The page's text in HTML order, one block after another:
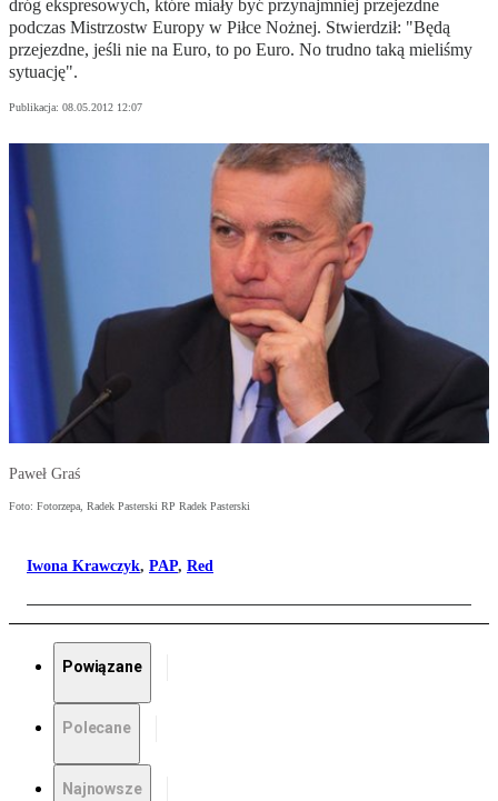
dróg ekspresowych, które miały być przynajmniej przejezdne
podczas Mistrzostw Europy w Piłce Nożnej. Stwierdził: "Będą
przejezdne, jeśli nie na Euro, to po Euro. No trudno taką mieliśmy
sytuację".
Publikacja: 08.05.2012 12:07
Paweł Graś
Foto: Fotorzepa, Radek Pasterski RP Radek Pasterski
Iwona Krawczyk, PAP, Red
Powiązane
Polecane
Najnowsze